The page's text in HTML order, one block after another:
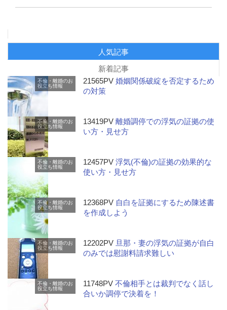
人気記事
新着記事
不倫・離婚のお
役立ち情報
21565PV婚姻関係破綻を否定するため
の対策
不倫・離婚のお
役立ち情報
13419PV離婚調停での浮気の証拠の使
い方・見せ方
不倫・離婚のお
役立ち情報
12457PV浮気(不倫)の証拠の効果的な
使い方・見せ方
不倫・離婚のお
役立ち情報
12368PV 自白を証拠にするため陳述書
を作成しよう
不倫・離婚のお
役立ち情報
12202PV 旦那・妻の浮気の証拠が自白
のみでは慰謝料請求難しい
不倫・離婚のお
役立ち情報
11748PV不倫相手とは裁判でなく話し
合いか調停で決着を！